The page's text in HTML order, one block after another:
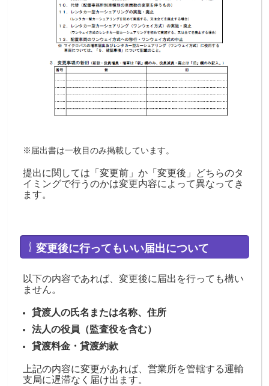
※届出書は一枚目のみ掲載しています。
提出に関しては「変更前」か「変更後」どちらのタ
イミングで行うのかは変更内容によって異なってき
ます。
変更後に行ってもいい届出について
以下の内容であれば、変更後に届出を行っても構い
ません。
貸渡人の氏名または名称、住所
法人の役員（監査役を含む）
貸渡料金・貸渡約款
上記の内容に変更があれば、営業所を管轄する運輸
支局に遅滞なく届け出ます。